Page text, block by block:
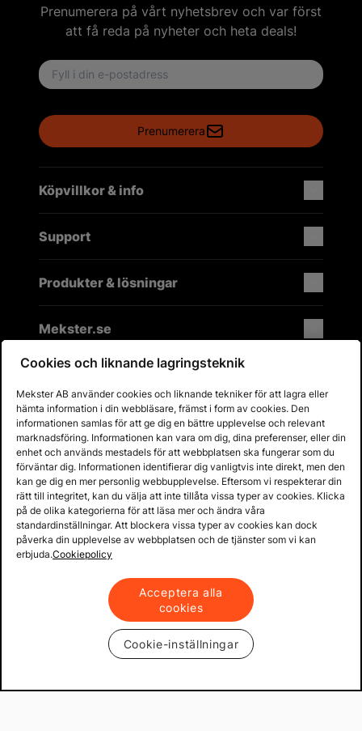
Prenumerera på vårt nyhetsbrev och var först
att få reda på nyheter och heta deals!
Email address
Prenumerera
Köpvillkor & info
Support
Produkter & lösningar
Mekster.se
Prisgaranti på reservdelar
Lager i Sverige
60 dagars öppet köp
Fria returer
Copyright © 2013 - 2026 - Mekster AB
KöpvillkorIntegritetspolicy
Cookies och liknande lagringsteknik
Mekster AB använder cookies och liknande tekniker för att lagra eller
hämta information i din webbläsare, främst i form av cookies. Den
informationen samlas för att ge dig en bättre upplevelse och relevant
marknadsföring. Informationen kan vara om dig, dina preferenser, eller din
enhet och används mestadels för att webbplatsen ska fungerar som du
förväntar dig. Informationen identifierar dig vanligtvis inte direkt, men den
kan ge dig en mer personlig webbupplevelse. Eftersom vi respekterar din
rätt till integritet, kan du välja att inte tillåta vissa typer av cookies. Klicka
på de olika kategorierna för att läsa mer och ändra våra
standardinställningar. Att blockera vissa typer av cookies kan dock
påverka din upplevelse av webbplatsen och de tjänster som vi kan
erbjuda.Cookiepolicy
Acceptera alla
cookies
Cookie-inställningar